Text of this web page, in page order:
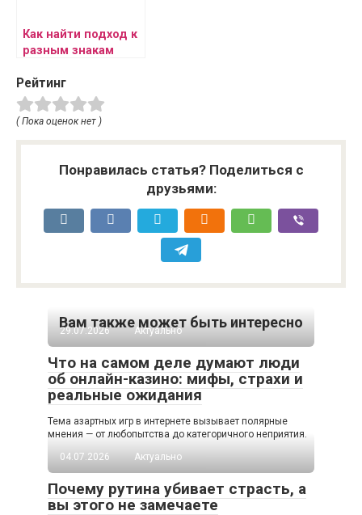
Как найти подход к
разным знакам
Рейтинг
( Пока оценок нет )
Понравилась статья? Поделиться с
друзьями:
Вам также может быть интересно
29.07.2026 Актуально
Что на самом деле думают люди
об онлайн-казино: мифы, страхи и
реальные ожидания
Тема азартных игр в интернете вызывает полярные
мнения — от любопытства до категоричного неприятия.
04.07.2026
Актуально
Почему рутина убивает страсть, а
вы этого не замечаете